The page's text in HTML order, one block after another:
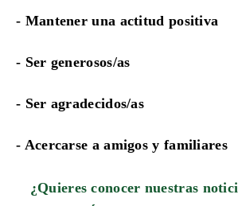
- Mantener una actitud positiva
- Ser generosos/as
- Ser agradecidos/as
- Acercarse a amigos y familiares
¿Quieres conocer nuestras